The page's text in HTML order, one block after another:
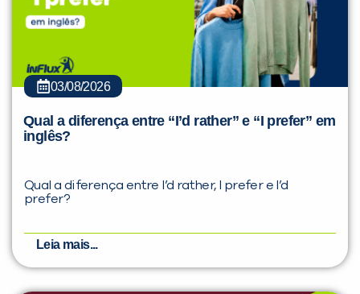
03/08/2026
Qual a diferença entre “I’d rather” e “I prefer” em
inglês?
Qual a diferença entre I’d rather, I prefer e I’d
prefer?
Leia mais...